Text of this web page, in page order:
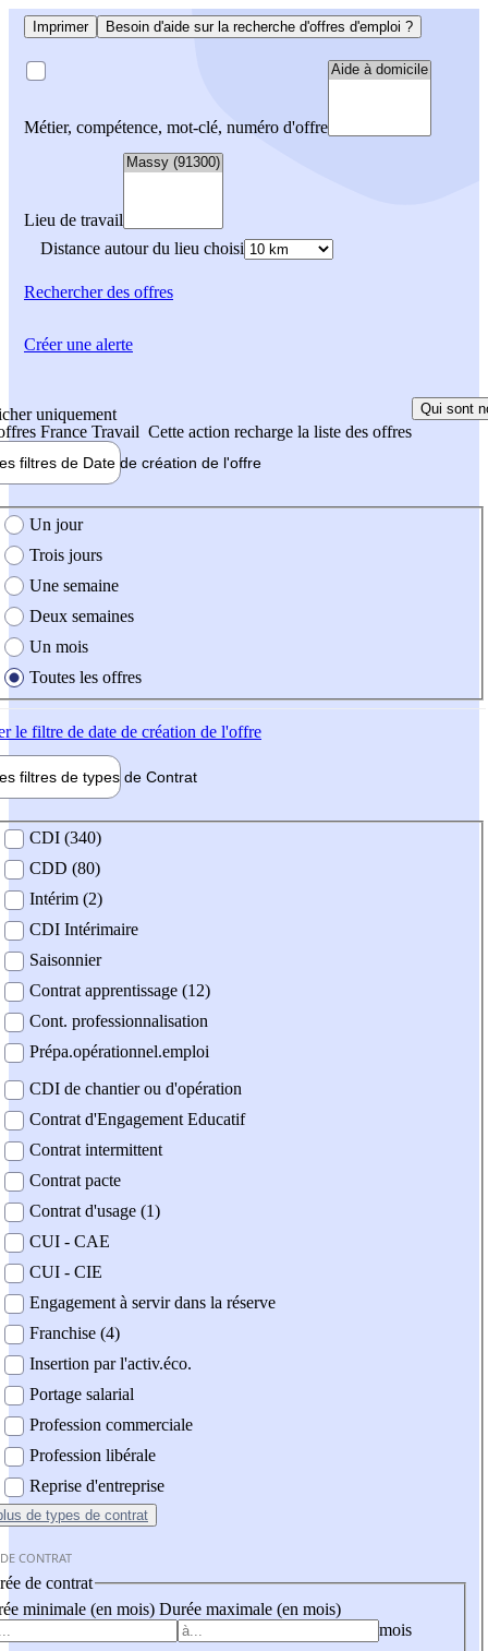
Imprimer Besoin d'aide sur la recherche d'offres d'emploi ?
Métier, compétence, mot-clé, numéro d'offre
Lieu de travail
Distance autour du lieu choisi
Rechercherdes offres
uniquement
France Travail Cette action recharge la liste des offres
Qui sont
filtres de Date de création de l'offre
création de l'offre
Un jour
Trois jours
Une semaine
Deux semaines
Un mois
Toutes les offres
le filtre de date de création de l'offre
filtres de types de Contrat
contrat
CDI (340)
CDD (80)
Intérim (2)
CDI Intérimaire
Saisonnier
Contrat apprentissage (12)
Cont. professionnalisation
Prépa.opérationnel.emploi
CDI de chantier ou d'opération
Contrat d'Engagement Educatif
Contrat intermittent
Contrat pacte
Contrat d'usage (1)
CUI - CAE
CUI - CIE
Engagement à servir dans la réserve
Franchise (4)
Insertion par l'activ.éco.
Portage salarial
Profession commerciale
Profession libérale
Reprise d'entreprise
de types de contrat
CONTRAT
de contrat
minimale (en mois) Durée maximale (en mois)
mois
Créer une alerte